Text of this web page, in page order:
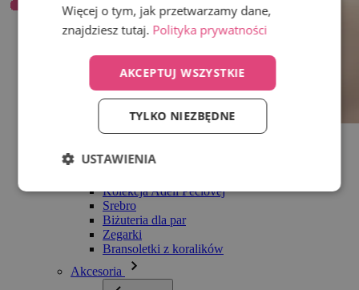
Wszystko w kategorii Biżuteria
Bransoletki
Kolekcja Adéli Pečlovej
Srebro
Biżuteria dla par
Zegarki
Bransoletki z koralików
Akcesoria
Więcej o tym, jak przetwarzamy dane,
znajdziesz tutaj. Polityka prywatności
AKCEPTUJ WSZYSTKIE
TYLKO NIEZBĘDNE
USTAWIENIA